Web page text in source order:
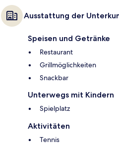
Ausstattung der
Speisen und Getränke
Restaurant
Grillmöglichkeiten
Snackbar
Unterwegs mit Kindern
Spielplatz
Aktivitäten
Tennis